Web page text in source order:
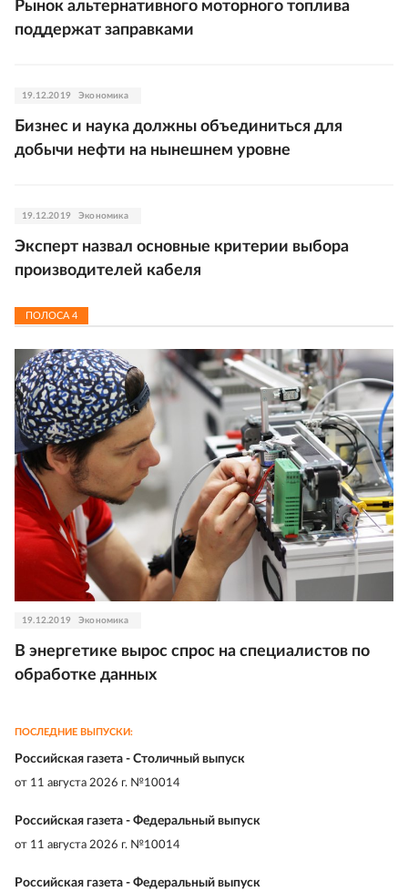
Рынок альтернативного моторного топлива
поддержат заправками
19.12.2019 Экономика
Бизнес и наука должны объединиться для
добычи нефти на нынешнем уровне
19.12.2019 Экономика
Эксперт назвал основные критерии выбора
производителей кабеля
ПОЛОСА 4
19.12.2019 Экономика
В энергетике вырос спрос на специалистов по
обработке данных
ПОСЛЕДНИЕ ВЫПУСКИ:
Российская газета - Столичный выпуск
от 11 августа 2026 г. №10014
Российская газета - Федеральный выпуск
от 11 августа 2026 г. №10014
Российская газета - Федеральный выпуск